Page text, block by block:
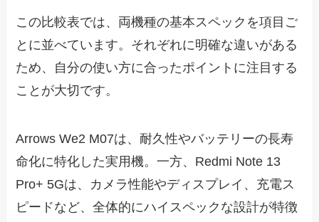
この比較表では、両機種の基本スペックを項目ご
とに並べています。それぞれに明確な違いがある
ため、自分の使い方に合ったポイントに注目する
ことが大切です。
Arrows We2 M07は、耐久性やバッテリーの長寿
命化に特化した実用機。一方、Redmi Note 13
Pro+ 5Gは、カメラ性能やディスプレイ、充電ス
ピードなど、全体的にハイスペックな設計が特徴